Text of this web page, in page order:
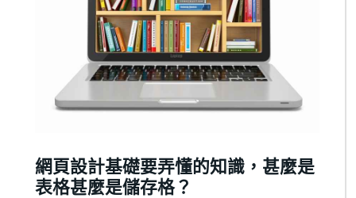
定著作人格權的行使限制，因為著作人格權原則上不能讓
與，但可以約定不行使。 因此，在正式的法律文件或合約
中，建議使用「著作財產權讓與」或「著作財產權移轉」
等專業法律術語，而非「買斷」這個商業用語。 了解網站
程式設計軟體著作權讓與(俗稱買斷)的各種考量、優缺點以
及開放原始碼軟體的權利義務，為您的網站設計專案做出
網頁設計基礎要弄懂的知識，甚麼是
表格甚麼是儲存格？